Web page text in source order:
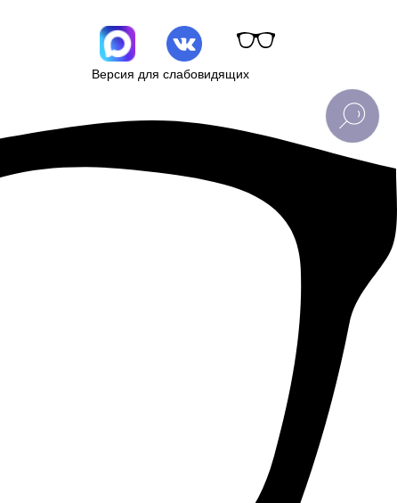
Версия для слабовидящих